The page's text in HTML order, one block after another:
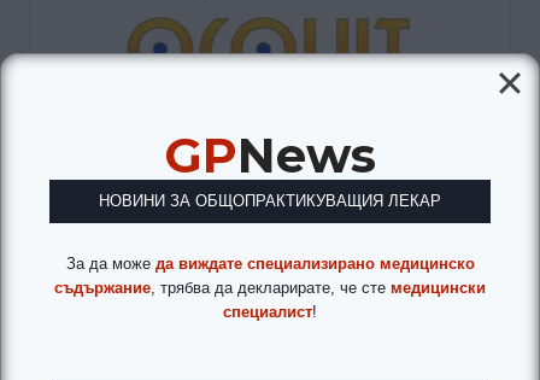
GPNews
НОВИНИ ЗА ОБЩОПРАКТИКУВАЩИЯ ЛЕКАР
За да може да виждате специализирано медицинско
съдържание , трябва да декларирате, че сте медицински
специалист!